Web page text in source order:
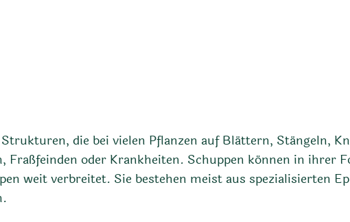
die bei vielen Pflanzen auf Blättern, Stängeln,
Fraßfeinden oder Krankheiten. Schuppen können in ihrer
weit verbreitet. Sie bestehen meist aus spezialisierten